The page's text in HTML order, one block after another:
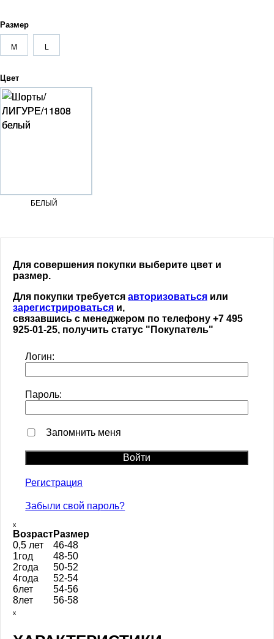
Размер
M L
Цвет
БЕЛЫЙ
Для совершения покупки выберите цвет и
размер.
Для покупки требуется авторизоваться или
зарегистрироваться и,
связавшись с менеджером по телефону +7 495
925-01-25, получить статус "Покупатель"
Логин:
Пароль:
Запомнить меня
Регистрация
Забыли свой пароль?
ₓ
ВозрастРазмер
0,5 лет
46-48
1год
48-50
2года
50-52
4года
52-54
6лет
54-56
8лет
56-58
ₓ